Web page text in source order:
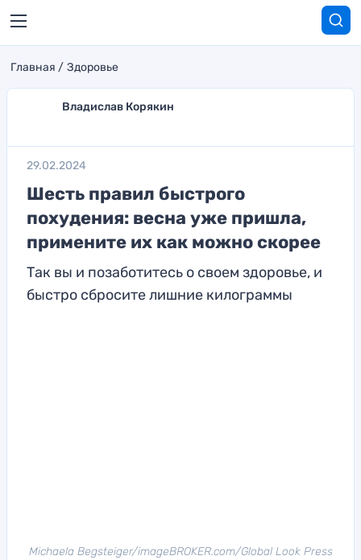
Главная Здоровье
Владислав Корякин
29.02.2024
Шесть правил быстрого
похудения: весна уже пришла,
примените их как можно скорее
Так вы и позаботитесь о своем здоровье, и
быстро сбросите лишние килограммы
Michaela Begsteiger/imageBROKER.com/Global Look Press